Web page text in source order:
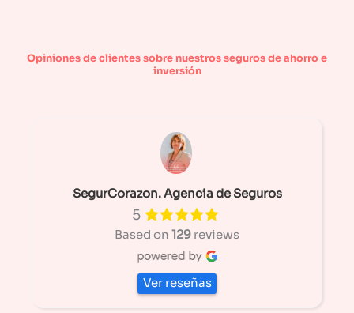
Opiniones de clientes sobre nuestros seguros de ahorro e
inversión
SegurCorazon. Agencia de Seguros
5
Based on 129 reviews
Ver reseñas